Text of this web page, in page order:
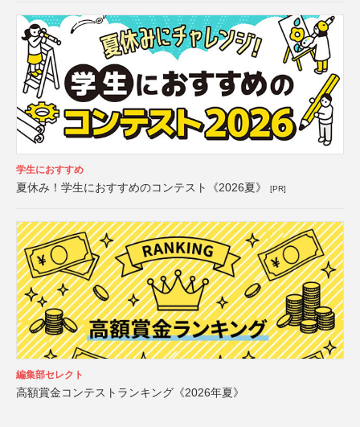
学生におすすめ
夏休み！学生におすすめのコンテスト《2026夏》 [PR]
編集部セレクト
高額賞金コンテストランキング《2026年夏》